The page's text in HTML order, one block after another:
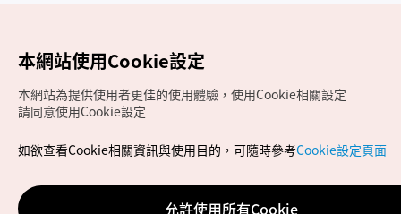
Copyrights (c) 韓國觀光公社版權所有
如有相關疑問或建議，歡迎來信至官方信箱
chinese_big5@knto.or.kr
本網站使用Cookie設定
本網站為提供使用者更佳的使用體驗，使用Cookie相關設定
請同意使用Cookie設定
如欲查看Cookie相關資訊與使用目的，可隨時參考Cookie設定頁面
允許使用所有Cookie